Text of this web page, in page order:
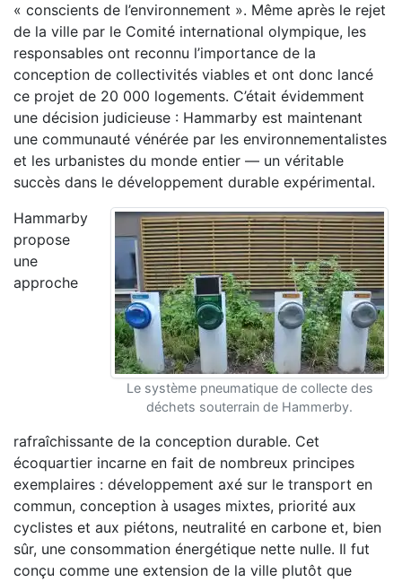
« conscients de l’environnement ». Même après le rejet
de la ville par le Comité international olympique, les
responsables ont reconnu l’importance de la
conception de collectivités viables et ont donc lancé
ce projet de 20 000 logements. C’était évidemment
une décision judicieuse : Hammarby est maintenant
une communauté vénérée par les environnementalistes
et les urbanistes du monde entier — un véritable
succès dans le développement durable expérimental.
Le système pneumatique de collecte des
déchets souterrain de Hammerby.
Hammarby
propose
une
approche
rafraîchissante de la conception durable. Cet
écoquartier incarne en fait de nombreux principes
exemplaires : développement axé sur le transport en
commun, conception à usages mixtes, priorité aux
cyclistes et aux piétons, neutralité en carbone et, bien
sûr, une consommation énergétique nette nulle. Il fut
conçu comme une extension de la ville plutôt que